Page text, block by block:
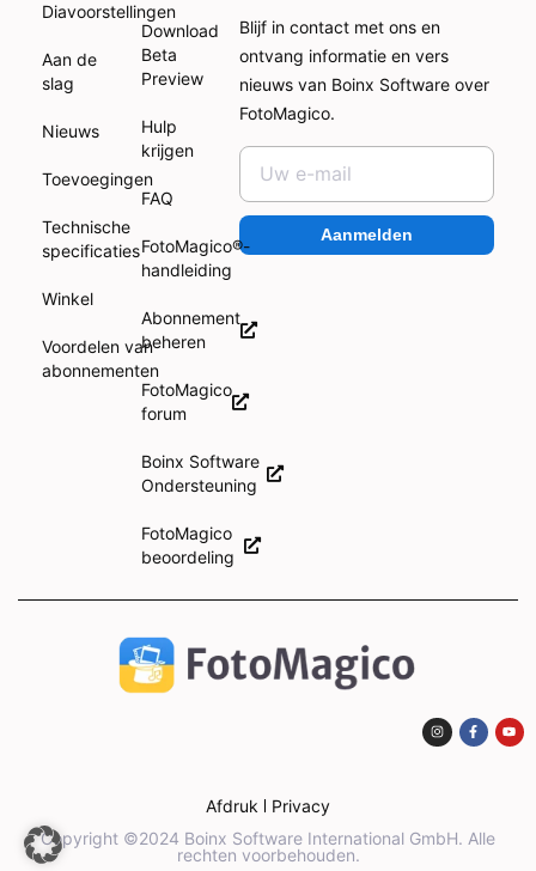
Diavoorstellingen
Aan de
slag
Nieuws
Toevoegingen
Technische
specificaties
Winkel
Voordelen van
abonnementen
Download
Beta
Preview
Hulp
krijgen
FAQ
FotoMagico®-
handleiding
Abonnement
beheren
FotoMagico
forum
Boinx Software
Ondersteuning
FotoMagico
beoordeling
Blijf in contact met ons en
ontvang informatie en vers
nieuws van Boinx Software over
FotoMagico.
Aanmelden
Afdruk
Privacy
Copyright ©2024 Boinx Software International GmbH. Alle
rechten voorbehouden.